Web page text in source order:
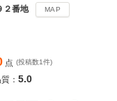
２番地 MAP
点 (投稿数1件)
： 5.0